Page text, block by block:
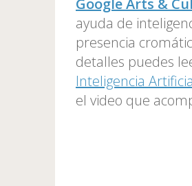
ayuda de
presencia
detalles puedes
Inteligencia
el video que